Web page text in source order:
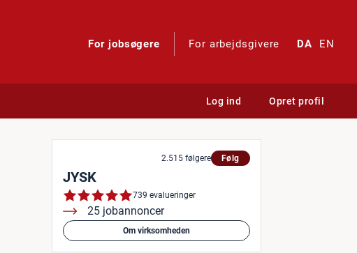
For jobsøgere For arbejdsgivere DA EN
Log ind Opret profil
2.515 følgere Følg
JYSK
739 evalueringer
25 jobannoncer
Om virksomheden